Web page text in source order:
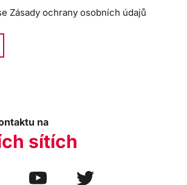
Zásady ochrany osobních údajů
na
sítích